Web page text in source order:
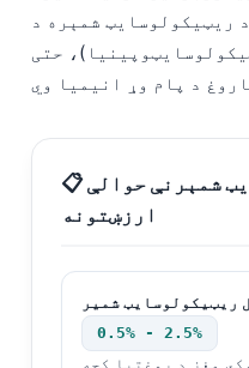
ریټیکولوسایټ شمېره د
حتی
📋 د ریټیکولوسایټ شمېرنې حوالې
ارزښتونه
0.5% - 2.5%
مغز د روغتیا کچه